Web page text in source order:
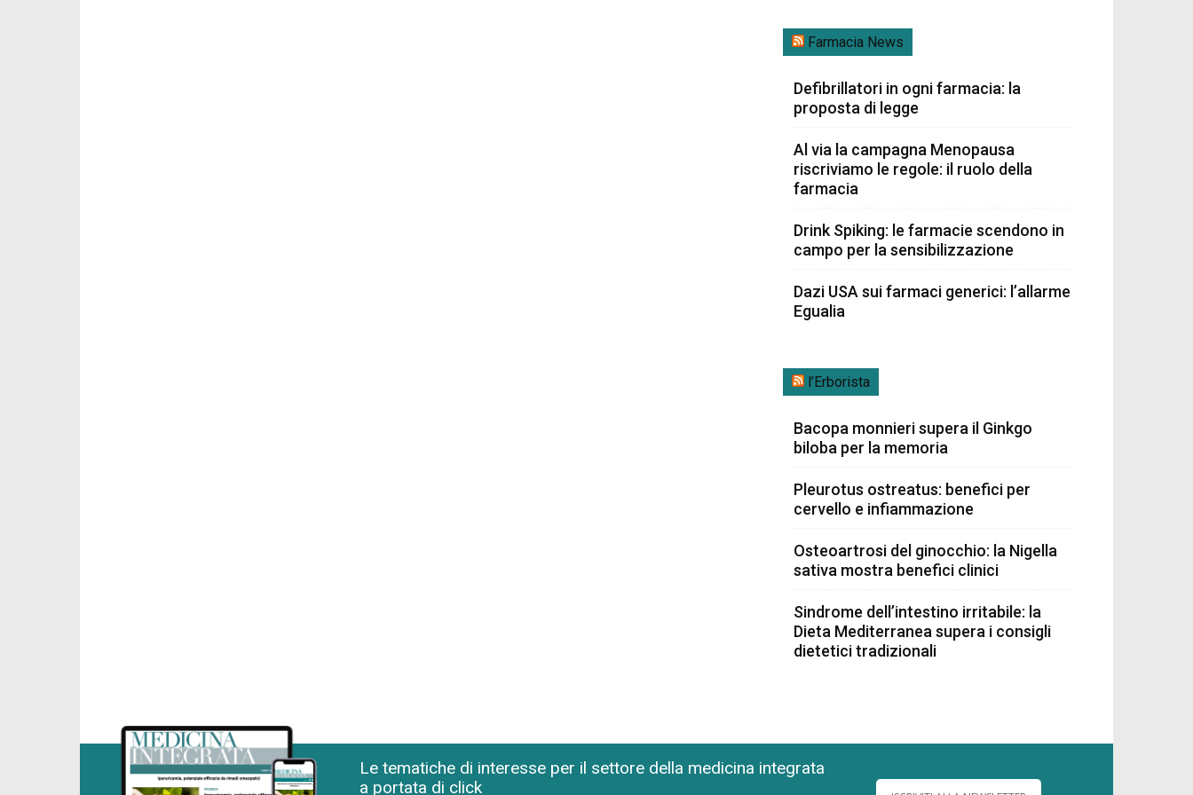
Farmacia News
Defibrillatori in ogni farmacia: la
proposta di legge
Al via la campagna Menopausa
riscriviamo le regole: il ruolo della
farmacia
Drink Spiking: le farmacie scendono in
campo per la sensibilizzazione
Dazi USA sui farmaci generici: l’allarme
Egualia
l’Erborista
Bacopa monnieri supera il Ginkgo
biloba per la memoria
Pleurotus ostreatus: benefici per
cervello e infiammazione
Osteoartrosi del ginocchio: la Nigella
sativa mostra benefici clinici
Sindrome dell’intestino irritabile: la
Dieta Mediterranea supera i consigli
dietetici tradizionali
Le tematiche di interesse per il settore della medicina integrata
a portata di click